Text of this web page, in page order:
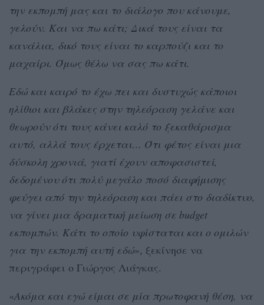
την εκπομπή μας και το διάλογο που κάνουμε,
γελούν. Και να πω κάτι; Δικά τους είναι τα
κανάλια, δικό τους είναι το καρπούζι και το
μαχαίρι. Όμως θέλω να σας πω κάτι.
Εδώ και καιρό το έχω πει και δυστυχώς κάποιοι
ηλίθιοι και βλάκες στην τηλεόραση γελάνε και
θεωρούν ότι τους κάνει καλό το ξεκαθάρισμα
αυτό, αλλά τους έρχεται… Ότι φέτος είναι μια
δύσκολη χρονιά, γιατί έχουν αποφασιστεί,
δεδομένου ότι πολύ μεγάλο ποσό διαφήμισης
φεύγει από την τηλεόραση και πάει στο διαδίκτυο,
να γίνει μια δραματική μείωση σε budget
εκπομπών. Κάτι το οποίο υφίσταται και ο ομιλών
για την εκπομπή αυτή εδώ», ξεκίνησε να
περιγράφει ο Γιώργος Λιάγκας.
«Ακόμα και εγώ είμαι σε μία πρωτοφανή θέση, να